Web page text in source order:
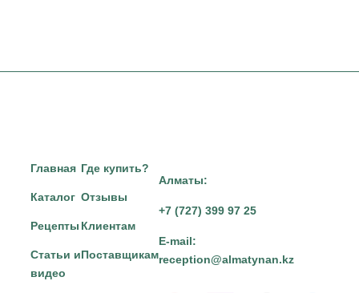
Главная
Каталог
Рецепты
Статьи и
видео
Где купить?
Отзывы
Клиентам
Поставщикам
Алматы:
+7 (727) 399 97 25
E-mail:
reception@almatynan.kz